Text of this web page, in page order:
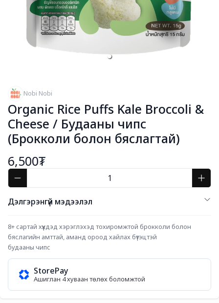
Nobi Nobi
Organic Rice Puffs Kale Broccoli &
Cheese / Будааны чипс
(Брокколи болон бяслагтай)
6,500₮
Дэлгэрэнгүй мэдээлэл
8+ сартай хүүхдэд хэрэглэхэд тохиромжтой брокколи болон
бяслагийн амттай, аманд ороод хайлах бүтэцтэй
будааны чипс
StorePay
Ашиглан 4 хуваан төлөх боломжтой